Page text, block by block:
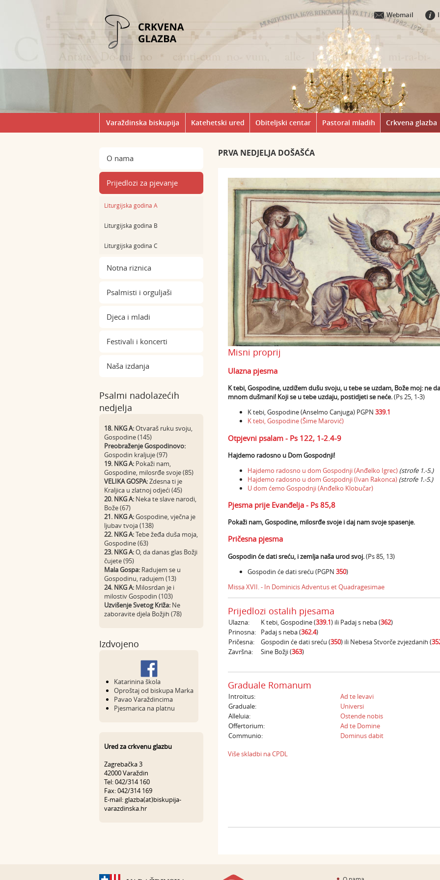
Webmail
Varaždinska biskupija Katehetski ured Obiteljski centar Pastoral mladih Crkvena glazba
O nama
Prijedlozi za pjevanje
Liturgijska godina A
Liturgijska godina B
Liturgijska godina C
Notna riznica
Psalmisti i orguljaši
Djeca i mladi
Festivali i koncerti
Naša izdanja
Psalmi nadolazećih
nedjelja
18. NKG A:Otvaraš ruku svoju,
Gospodine (145)
Preobraženje Gospodinovo:
Gospodin kraljuje (97)
19. NKG A: Pokaži nam,
Gospodine, milosrđe svoje (85)
VELIKA GOSPA:Zdesna ti je
Kraljica u zlatnoj odjeći (45)
20. NKG A: Neka te slave narodi,
Bože (67)
21. NKG A:Gospodine, vječna je
ljubav tvoja (138)
22. NKG A:Tebe žeđa duša moja,
Gospodine (63)
23. NKG A:O, da danas glas Božji
čujete (95)
Mala Gospa: Radujem se u
Gospodinu, radujem (13)
24. NKG A: Milosrdan je i
milostiv Gospodin (103)
Uzvišenje Svetog Križa: Ne
zaboravite djela Božjih (78)
Izdvojeno
Katarinina škola
Oproštaj od biskupa Marka
Pavao Varaždincima
Pjesmarica na platnu
Ured za crkvenu glazbu
Zagrebačka 3
42000 Varaždin
Tel: 042/314 160
Fax: 042/314 169
E-mail: glazba(at)biskupija-
varazdinska.hr
PRVA NEDJELJA DOŠAŠĆA
Misni proprij
Ulazna pjesma
K tebi, Gospodine, uzdižem dušu svoju, u tebe se uzdam, Bože moj: ne
mnom dušmani! Koji se u tebe uzdaju, postidjeti se neće.(Ps 25, 1-3)
K tebi, Gospodine (Anselmo Canjuga) PGPN 339.1
K tebi, Gospodine (Šime Marović)
Otpjevni psalam - Ps 122, 1-2.4-9
Hajdemo radosno u Dom Gospodnji!​
Hajdemo radosno u dom Gospodnji (Anđelko Igrec) (strofe 1.-5.)
Hajdemo radosno u dom Gospodnji (Ivan Rakonca) (strofe 1.-5.)
U dom ćemo Gospodnji (Anđelko Klobučar)
Pjesma prije Evanđelja - Ps 85,8
Pokaži nam, Gospodine, milosrđe svoje i daj nam svoje spasenje.
Pričesna pjesma
Gospodin će dati sreću, i zemlja naša urod svoj.(Ps 85, 13)
Gospodin će dati sreću (PGPN 350)
Missa XVII. - In Dominicis Adventus et Quadragesimae​
Prijedlozi ostalih pjesama
Ulazna: K tebi, Gospodine (339.1) ili Padaj s neba (362)
Prinosna:
Padaj s neba (362.4)
Pričesna:
Gospodin će dati sreću (350) ili Nebesa Stvorče zvjezdanih (
Završna:
Sine Božji (363)
Graduale Romanum
Introitus:
Ad te levavi
Graduale:
Universi
Alleluia:
Ostende nobis
Offertorium:
Ad te Domine
Communio:
Dominus dabit
Više skladbi na CPDL